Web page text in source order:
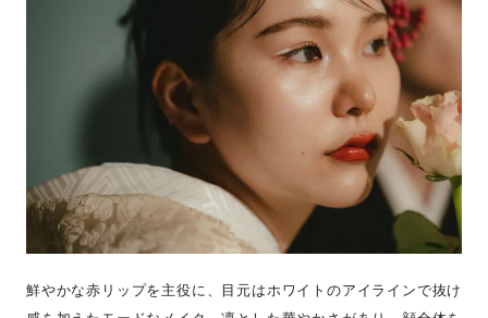
鮮やかな赤リップを主役に、目元はホワイトのアイラインで抜け